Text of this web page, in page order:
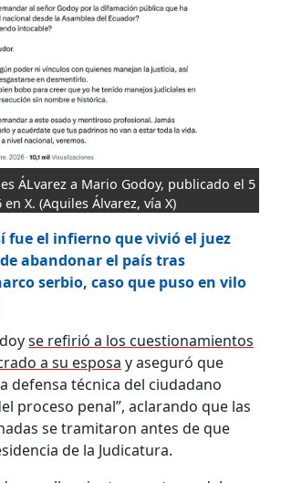
ÁLvarez a Mario Godoy, publicado el 5
X. (Aquiles Álvarez, vía X)
fue el infierno que vivió el juez
abandonar el país tras
serbio, caso que puso en vilo
se refirió a los cuestionamientos
a su esposa y aseguró que
defensa técnica del ciudadano
proceso penal”, aclarando que las
se tramitaron antes de que
de la Judicatura.